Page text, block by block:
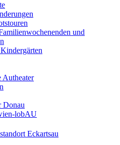
und
Autheater
Donau
lobAU
Eckartsau